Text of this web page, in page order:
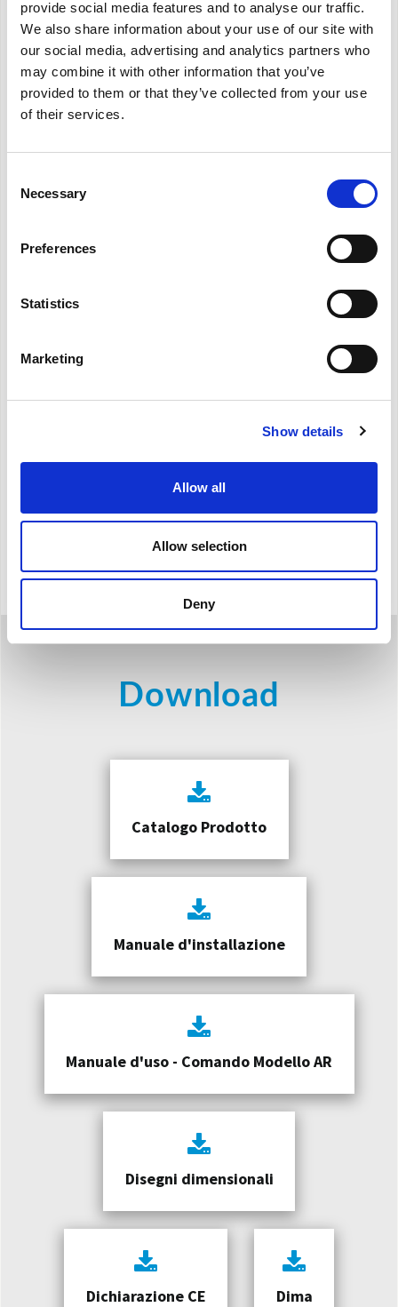
provide social media features and to analyse our traffic.
We also share information about your use of our site with
our social media, advertising and analytics partners who
may combine it with other information that you’ve
provided to them or that they’ve collected from your use
of their services.
Selection
Necessary
Preferences
Statistics
Marketing
Show details
Allow all
Allow selection
Deny
CARATTERISTICHE
Disponibile in tre taglie: 400 - 600 - 800
Display touchretroilluminatoetelecomandoin
dotazione
Estetica total flat con
sistema di aspirazione
Termostato ambiente regolabile
freddo, caldo,
sola ventilazione, automatico, deumidificazione)
Selezione programma di ventilazione (min, med,
Timer
Download
Catalogo Prodotto
Manuale d'installazione
Manuale d'uso - Comando Modello AR
Disegni dimensionali
Dichiarazione CE Dima